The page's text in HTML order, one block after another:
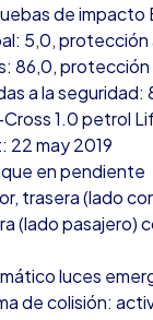
de impacto
5,0, protección
86,0,
a la seguridad:
1.0 petrol
22 may 2019
en pendiente
trasera (lado
(lado pasajero)
luces
de colisión: